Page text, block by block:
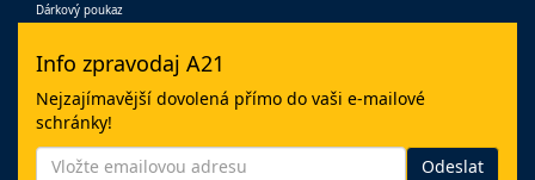
Dárkový poukaz
Info zpravodaj A21
Nejzajímavější dovolená přímo do vaši e-mailové
schránky!